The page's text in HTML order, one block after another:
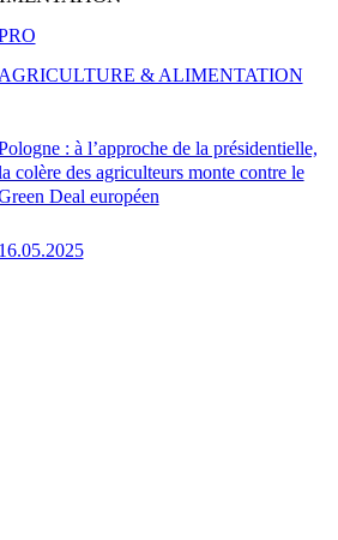
: à l’approche de la présidentielle,
colère des agriculteurs monte contre le
Deal européen
16.05.2025
& ALIMENTATION